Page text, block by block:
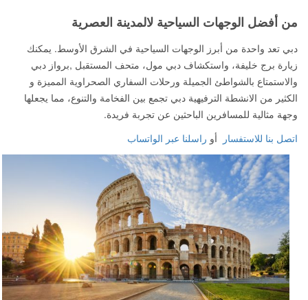
من أفضل الوجهات السياحية لالمدينة العصرية
دبي تعد واحدة من أبرز الوجهات السياحية في الشرق الأوسط. يمكنك
زيارة برج خليفة، واستكشاف دبي مول، متحف المستقبل ,برواز دبي
والاستمتاع بالشواطئ الجميلة ورحلات السفاري الصحراوية المميزة و
الكثير من الانشطة الترفيهية دبي تجمع بين الفخامة والتنوع، مما يجعلها
وجهة مثالية للمسافرين الباحثين عن تجربة فريدة.
اتصل بنا للاستفسار
أو راسلنا عبر الواتساب